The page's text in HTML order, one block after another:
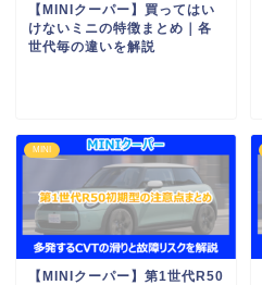
【MINIクーパー】買ってはい
けないミニの特徴まとめ｜各
世代毎の違いを解説
MINI
【MINIクーパー】第1世代R50